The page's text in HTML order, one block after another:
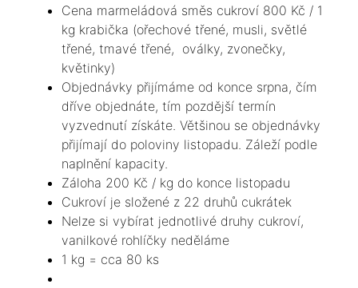
Cena marmeládová směs cukroví 800 Kč / 1
kg krabička (ořechové třené, musli, světlé
třené, tmavé třené, oválky, zvonečky,
květinky)
Objednávky přijímáme od konce srpna, čím
dříve objednáte, tím pozdější termín
vyzvednutí získáte. Většinou se objednávky
přijímají do poloviny listopadu. Záleží podle
naplnění kapacity.
Záloha 200 Kč / kg do konce listopadu
Cukroví je složené z 22 druhů cukrátek
Nelze si vybírat jednotlivé druhy cukroví,
vanilkové rohlíčky neděláme
1 kg = cca 80 ks